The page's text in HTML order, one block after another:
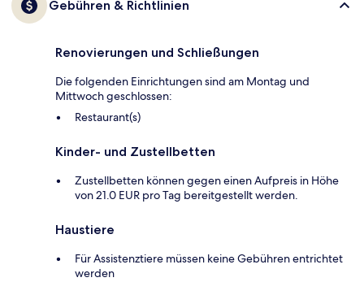
Gebühren & Richtlinien
Renovierungen und Schließungen
Die folgenden Einrichtungen sind am Montag und
Mittwoch geschlossen:
Restaurant(s)
Kinder- und Zustellbetten
Zustellbetten können gegen einen Aufpreis in Höhe
von 21.0 EUR pro Tag bereitgestellt werden.
Haustiere
Für Assistenztiere müssen keine Gebühren entrichtet
werden